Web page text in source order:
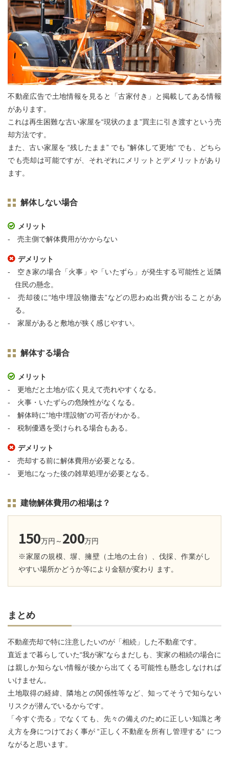
不動産広告で土地情報を見ると「古家付き」と掲載してある情報
があります。
これは再生困難な古い家屋を“現状のまま”買主に引き渡すという売
却方法です。
また、古い家屋を “残したまま” でも ”解体して更地“ でも、どちら
でも売却は可能ですが、それぞれにメリットとデメリットがあり
ます。
解体しない場合
メリット
売主側で解体費用がかからない
デメリット
空き家の場合「火事」や「いたずら」が発生する可能性と近隣
住民の懸念。
売却後に“地中埋設物撤去”などの思わぬ出費が出ることがあ
る。
家屋があると敷地が狭く感じやすい。
解体する場合
メリット
更地だと土地が広く見えて売れやすくなる。
火事・いたずらの危険性がなくなる。
解体時に“地中埋設物”の可否がわかる。
税制優遇を受けられる場合もある。
デメリット
売却する前に解体費用が必要となる。
更地になった後の雑草処理が必要となる。
建物解体費用の相場は？
150万円～ 200万円
※家屋の規模、塀、擁壁（土地の土台）、伐採、作業がし
やすい場所かどうか等により金額が変わり ます。
まとめ
不動産売却で特に注意したいのが「相続」した不動産です。
直近まで暮らしていた“我が家”ならまだしも、実家の相続の場合に
は親しか知らない情報が後から出てくる可能性も懸念しなければ
いけません。
土地取得の経緯、隣地との関係性等など、知ってそうで知らない
リスクが潜んでいるからです。
「今すぐ売る」でなくても、先々の備えのために正しい知識と考
え方を身につけておく事が “正しく不動産を所有し管理する“ につ
ながると思います。